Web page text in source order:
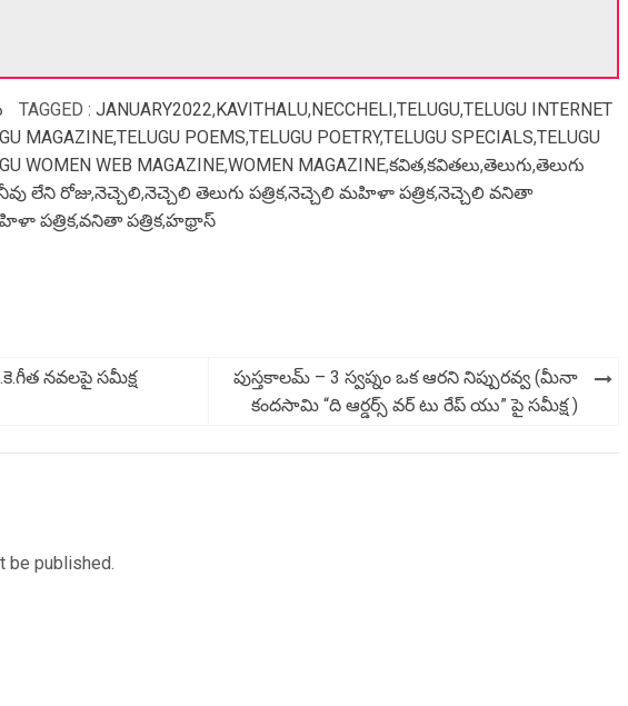
TAGGED : JANUARY2022,KAVITHALU,NECCHELI,TELUGU,TELUGU INTERNET
MAGAZINE,TELUGU POEMS,TELUGU POETRY,TELUGU SPECIALS,TELUGU
WOMEN WEB MAGAZINE,WOMEN MAGAZINE,కవిత,కవితలు,తెలుగు,తెలుగు
లేని రోజు,నెచ్చెలి,నెచ్చెలి తెలుగు పత్రిక,నెచ్చెలి మహిళా పత్రిక,నెచ్చెలి వనితా
పత్రిక,వనితా పత్రిక,హథ్రాస్
నవలపై సమీక్ష
పుస్తకాలమ్ – 3 స్వప్నం ఒక ఆరని నిప్పురవ్వ (మీనా
కందసామి “ది ఆర్డర్స్ వర్ టు రేప్ యు” పై సమీక్ష )
be published.